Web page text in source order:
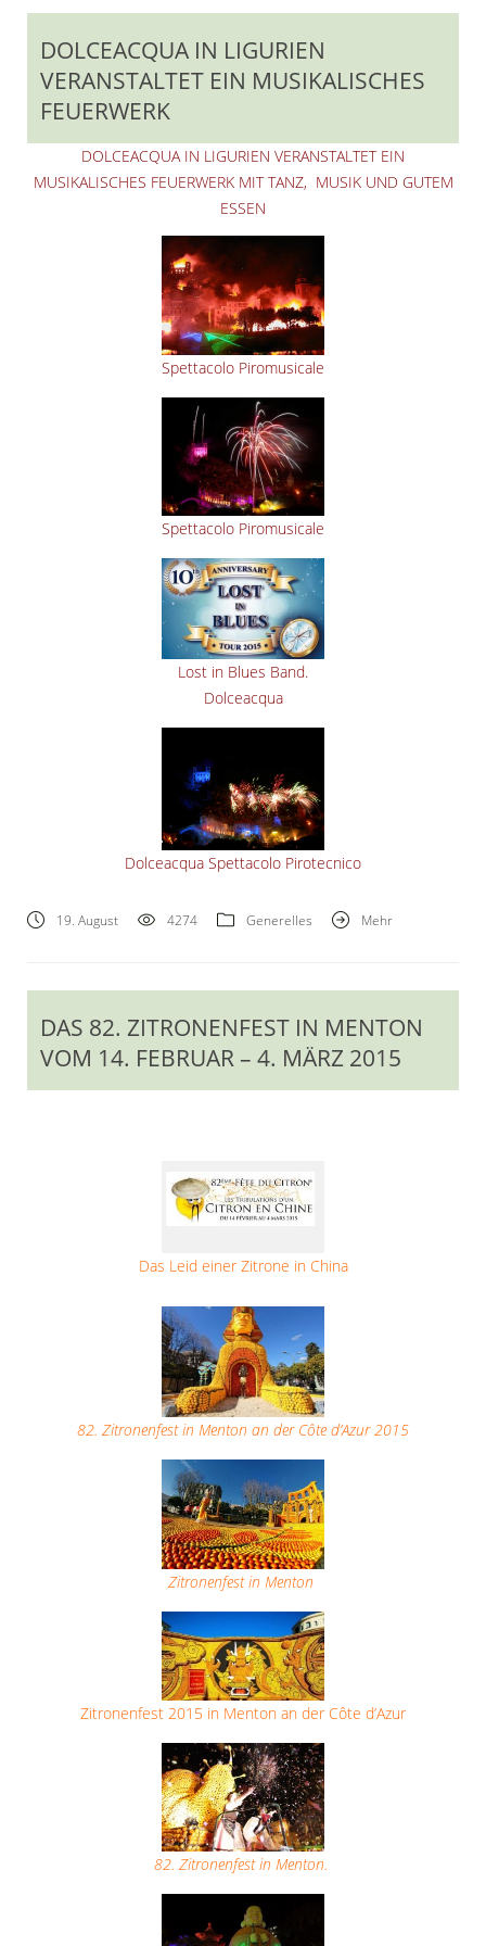
DOLCEACQUA IN LIGURIEN
VERANSTALTET EIN MUSIKALISCHES
FEUERWERK
DOLCEACQUA IN LIGURIEN VERANSTALTET EIN
MUSIKALISCHES FEUERWERK MIT TANZ, MUSIK UND GUTEM
ESSEN
Spettacolo Piromusicale
Spettacolo Piromusicale
Lost in Blues Band.
Dolceacqua
Dolceacqua Spettacolo Pirotecnico
19. August 4274 Generelles Mehr
DAS 82. ZITRONENFEST IN MENTON
VOM 14. FEBRUAR – 4. MÄRZ 2015
Das Leid einer Zitrone in China
82. Zitronenfest in Menton an der Côte d’Azur 2015
Zitronenfest in Menton
Zitronenfest 2015 in Menton an der Côte d’Azur
82. Zitronenfest in Menton.